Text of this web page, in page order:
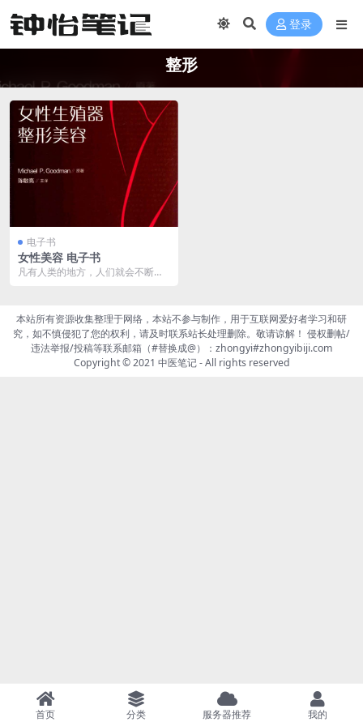
登录
整形
电子书
女性美容 电子书
凡有人类的地方，人们就会不断地
本站所有资源收集整理于网络，本站不参与制作，用于互联网爱好者学习和研
究，如不慎侵犯了您的权利，请及时联系站长处理删除。敬请谅解！ 侵权删帖/
违法举报/投稿等联系邮箱（#替换成@）：zhongyi#zhongyibiji.com
Copyright © 2021 中医笔记- All rights reserved
首页 分类 服务器推荐 我的